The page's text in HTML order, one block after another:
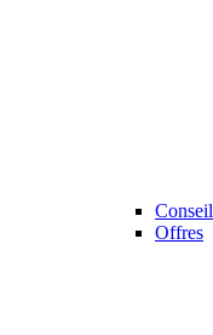
Conseil
Offres